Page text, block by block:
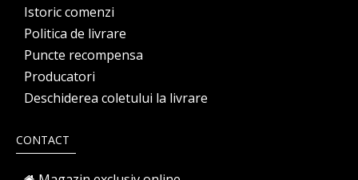
Istoric comenzi
Politica de livrare
Puncte recompensa
Producatori
Deschiderea coletului la livrare
CONTACT